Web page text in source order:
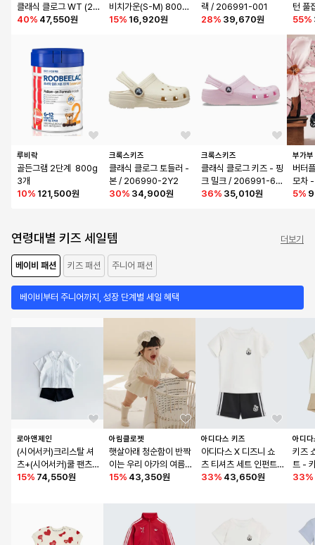
클래식 클로그 WT (24
SKCL209454)
40% 47,550원
루비락
골든그램 2단계  800g
3개
10% 121,500원
비치가운(S-M) 80051
2
15% 16,920원
크록스키즈
클래식 클로그 토들러 -
본 / 206990-2Y2
30% 34,900원
랙 / 206991-001
28% 39,670원
크록스키즈
클래식 클로그 키즈 - 핑
크 밀크 / 206991-6Z
W
36% 35,010원
턴 풀
ACK)
55%
부가부
버터
모차
5%
연령대별 키즈 세일템 더보기
베이비 패션 키즈 패션 주니어 패션
베이비부터 주니어까지, 성장 단계별 세일 혜택
로아앤제인
(시어서커)크리스탈 셔
츠+(시어서커)쿨 팬츠 S
ET
15% 74,550원
아림클로젯
햇살아래 청순함이 반짝
이는 우리 아가의 여름
- 아기 프릴 바디슈트
15% 43,350원
아디다스 키즈
아디다스 X 디즈니 쇼
츠 티셔츠 세트 인펀트
- 블랙 / KE0476
33% 43,650원
아디
키즈
트 -
33%